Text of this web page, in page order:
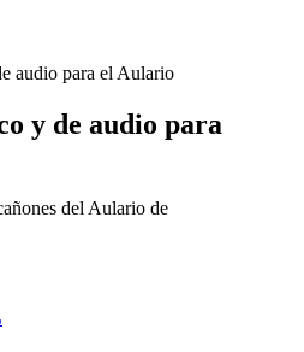
audio para el Aulario
y de audio para
del Aulario de